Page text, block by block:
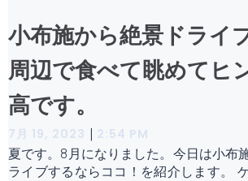
小布施から絶景ドラ
周辺で食べて眺めてヒ
高です。
7月 19, 2023 | 2:54 PM
夏です。8月になりました。今日は小布
ライブするならココ！を紹介します。